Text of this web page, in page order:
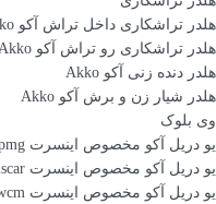
هلدر تراشکاری داخل تراش آکو Akko
هلدر تراشکاری رو تراش آکو Akko
هلدر دنده زنی آکو Akko
هلدر شیار زن و برش آکو Akko
وی بلوک
یو دریل آکو مخصوص اینسرت gasac spmg
یو دریل آکو مخصوص اینسرت iscar
یو دریل آکو مخصوص اینسرت wcm